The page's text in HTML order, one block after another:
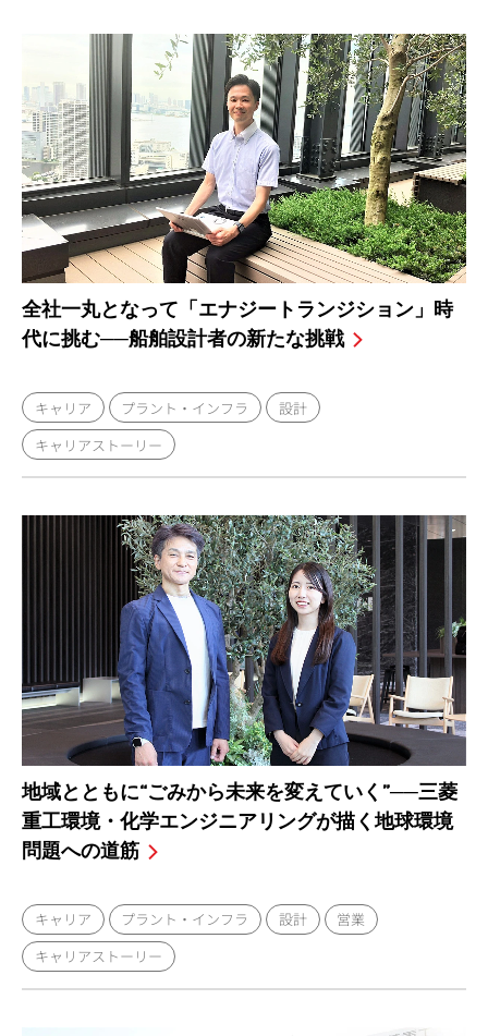
全社一丸となって「エナジートランジション」時
代に挑む──船舶設計者の新たな挑戦
キャリア プラント・インフラ
設計
キャリアストーリー
地域とともに“ごみから未来を変えていく”──三菱
重工環境・化学エンジニアリングが描く地球環境
問題への道筋
キャリア プラント・インフラ 設計
営業
キャリアストーリー